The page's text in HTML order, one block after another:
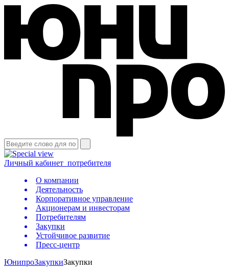
Личный кабинет потребителя
О компании
Деятельность
Корпоративное управление
Акционерам и инвесторам
Потребителям
Закупки
Устойчивое развитие
Пресс-центр
ЮнипроЗакупкиЗакупки